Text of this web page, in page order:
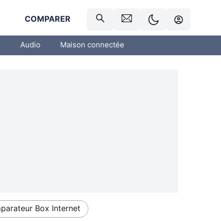
COMPARER
Audio Maison connectée
Box Internet